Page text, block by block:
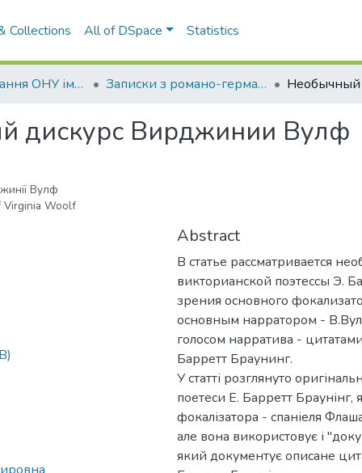
Collections All of DSpace Statistics
Наукові видання ОНУ імені І. І. Мечникова Записки з романо-германської філології
дискурс Вирджинии Вулф
Вулф
Virginia Woolf
Abstract
В статье рассматривается
викторианской поэтессы Э.
зрения основного
основным нарратором -
голосом нарратива -
Барретт Браунинг.
У статті розглянуто
поетеси Е. Барретт Браунінг,
фокалізатора - спаніеля
але вона використовує і
який документує описане